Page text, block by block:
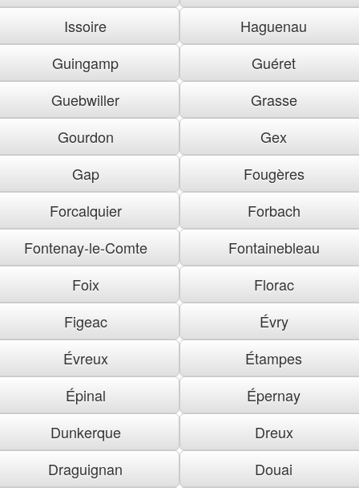
Issoire
Haguenau
Guingamp
Guéret
Guebwiller
Grasse
Gourdon
Gex
Gap
Fougères
Forcalquier
Forbach
Fontenay-le-Comte
Fontainebleau
Foix
Florac
Figeac
Évry
Évreux
Étampes
Épinal
Épernay
Dunkerque
Dreux
Draguignan
Douai